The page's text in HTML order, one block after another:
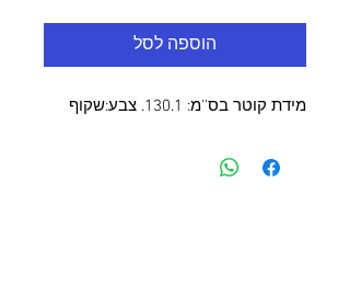
הוספה לסל
מידת קוטר בס''מ: 130.1. צבע:שקוף